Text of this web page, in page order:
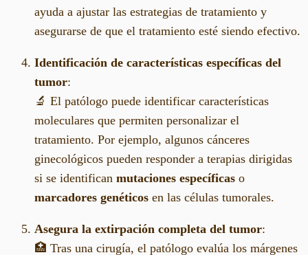
ayuda a ajustar las estrategias de tratamiento y
asegurarse de que el tratamiento esté siendo efectivo.
Identificación de características específicas del
tumor:
🔬 El patólogo puede identificar características
moleculares que permiten personalizar el
tratamiento. Por ejemplo, algunos cánceres
ginecológicos pueden responder a terapias dirigidas
si se identifican mutaciones específicas o
marcadores genéticos en las células tumorales.
Asegura la extirpación completa del tumor:
🏥 Tras una cirugía, el patólogo evalúa los márgenes